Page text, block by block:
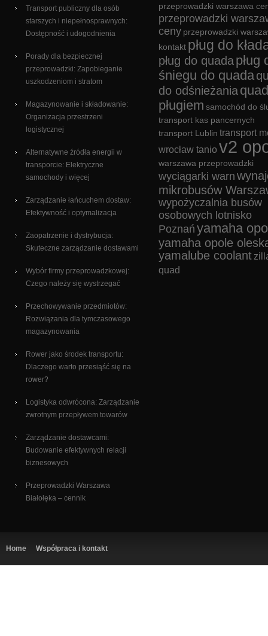
Transport publiczny dla osób
starszych i niepełnosprawnych:
Dostępność i udogodnienia
Porady dla bezpiecznej
przeprowadzki: Zapobieganie
uszkodzeniom i stratom
Magazynowanie i składowanie:
Organizacja przestrzeni
logistycznej
Alternatywne źródła energii w
transporcie: Elektryczne
samochody i więcej
Zarządzanie łańcuchem dostaw:
Efektywność i optymalizacja
Zaopatrzenie i dystrybucja:
Skuteczne zarządzanie dostawami
Wybór firmy przeprowadzkowej:
Czego należy się wystrzegać
Przechowywanie przedmiotów:
Rozwiązania dla tymczasowego
magazynowania
Rower jako środek transportu:
Dlaczego warto przesiąść się na
rower?
Logistyka odwrócona: Zarządzanie
zwrotnym przepływem towarów
Zarządzanie dostawcami:
Budowanie efektywnych relacji
biznesowych
Przeprowadzki Warszawa
Białołęka – cennik
przeprowadzki warszawa
przeprowadzki
ceny przeprowadzki
kontakt pług do
pług do quada pług
śniegu do quada
do odśnieżania
pługiem samochód do
transport kas pancernych
transport Lublin transport
wrocław tanio v2
warszawa przeprowadzki
wyciągarki warn
mikrobusów
wypożyczalnia busów
osobowych lotnisko
Poznań yamaha
yamaha opole
yamalube coolant
quad
Home Współpraca i kontakt